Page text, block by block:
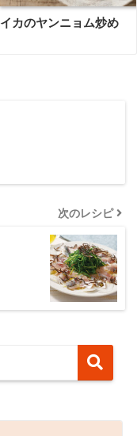
イカのヤンニョム炒め
次のレシピ